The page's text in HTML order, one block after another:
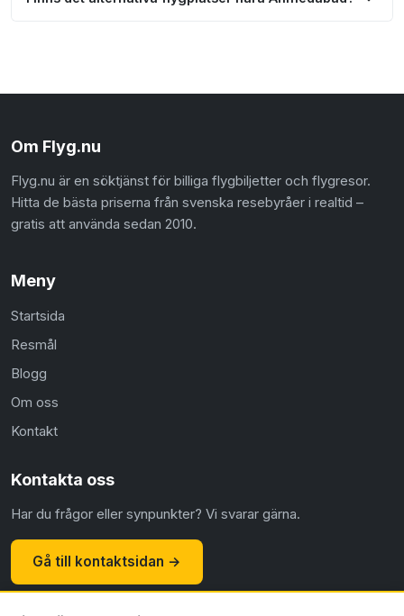
Om Flyg.nu
Flyg.nu är en söktjänst för billiga flygbiljetter och flygresor.
Hitta de bästa priserna från svenska resebyråer i realtid –
gratis att använda sedan 2010.
Meny
Startsida
Resmål
Blogg
Om oss
Kontakt
Kontakta oss
Har du frågor eller synpunkter? Vi svarar gärna.
Gå till kontaktsidan →